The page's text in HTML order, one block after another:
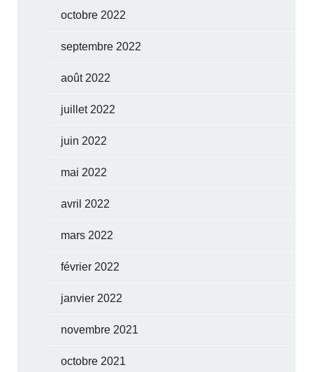
octobre 2022
septembre 2022
août 2022
juillet 2022
juin 2022
mai 2022
avril 2022
mars 2022
février 2022
janvier 2022
novembre 2021
octobre 2021